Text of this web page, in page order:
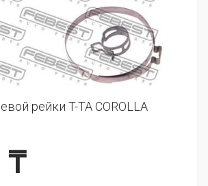
рейки T-TA COROLLA
₸